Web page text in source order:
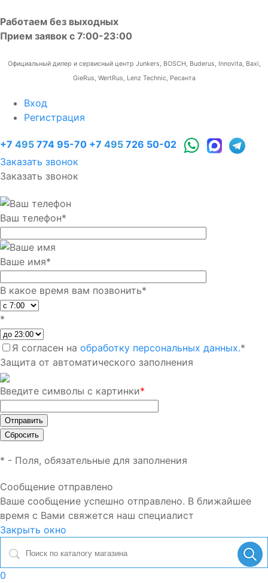
Работаем без выходных
Прием заявок с 7:00-23:00
Официальный дилер и сервисный центр Junkers, BOSCH, Buderus, Innovita, Baxi,
GieRus, WertRus, Lenz Technic, Ресанта
Вход
Регистрация
+7 495 774 95-70 +7 495 726 50-02
Заказать звонок
Заказать звонок
Ваш телефон*
Ваше имя*
В какое время вам позвонить*
*
Я согласен на обработку персональных данных.*
Защита от автоматического заполнения
Введите символы с картинки*
* - Поля, обязательные для заполнения
Сообщение отправлено
Ваше сообщение успешно отправлено. В ближайшее
время с Вами свяжется наш специалист
Закрыть окно
0